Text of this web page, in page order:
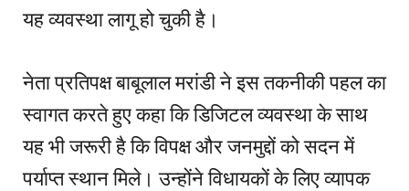
यह व्यवस्था लागू हो चुकी है।
नेता प्रतिपक्ष बाबूलाल मरांडी ने इस तकनीकी पहल का
स्वागत करते हुए कहा कि डिजिटल व्यवस्था के साथ
यह भी जरूरी है कि विपक्ष और जनमुद्दों को सदन में
पर्याप्त स्थान मिले। उन्होंने विधायकों के लिए व्यापक